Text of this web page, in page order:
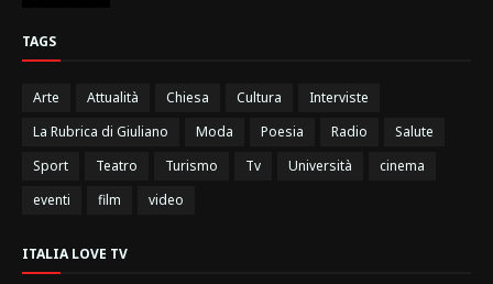
TAGS
Arte Attualità Chiesa Cultura
Interviste
La Rubrica di Giuliano
Moda Poesia Radio
Salute
Sport
Teatro Turismo Tv Università
cinema
eventi
film video
ITALIA LOVE TV